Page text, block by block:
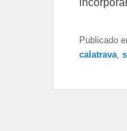
Publicado
calatrava